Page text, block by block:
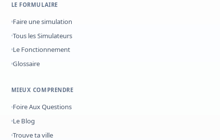
LE FORMULAIRE
Faire une simulation
Tous les Simulateurs
Le Fonctionnement
Glossaire
MIEUX COMPRENDRE
Foire Aux Questions
Le Blog
Trouve ta ville